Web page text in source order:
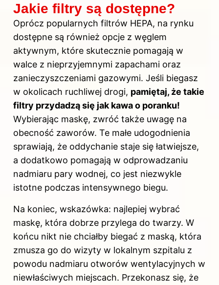
Jakie filtry są dostępne?
Oprócz popularnych filtrów HEPA, na rynku
dostępne są również opcje z węglem
aktywnym, które skutecznie pomagają w
walce z nieprzyjemnymi zapachami oraz
zanieczyszczeniami gazowymi. Jeśli biegasz
w okolicach ruchliwej drogi, pamiętaj, że takie
filtry przydadzą się jak kawa o poranku!
Wybierając maskę, zwróć także uwagę na
obecność zaworów. Te małe udogodnienia
sprawiają, że oddychanie staje się łatwiejsze,
a dodatkowo pomagają w odprowadzaniu
nadmiaru pary wodnej, co jest niezwykle
istotne podczas intensywnego biegu.
Na koniec, wskazówka: najlepiej wybrać
maskę, która dobrze przylega do twarzy. W
końcu nikt nie chciałby biegać z maską, która
zmusza go do wizyty w lokalnym szpitalu z
powodu nadmiaru otworów wentylacyjnych w
niewłaściwych miejscach. Przekonasz się, że